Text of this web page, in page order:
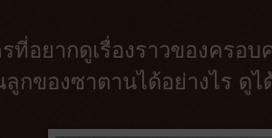
ที่อยากดูเรื่องราวของครอ
ลูกของซาตานได้อย่างไร ดู